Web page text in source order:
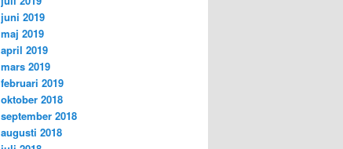
juni 2019
maj 2019
april 2019
mars 2019
februari 2019
oktober 2018
september 2018
augusti 2018